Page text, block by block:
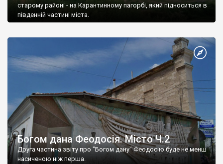
старому районі - на Карантинному пагорбі, який підноситься в
південній частині міста.
Богом дана Феодосія. Місто Ч.2
Друга частина звіту про "Богом дану" Феодосію буде не менш
насиченою ніж перша.